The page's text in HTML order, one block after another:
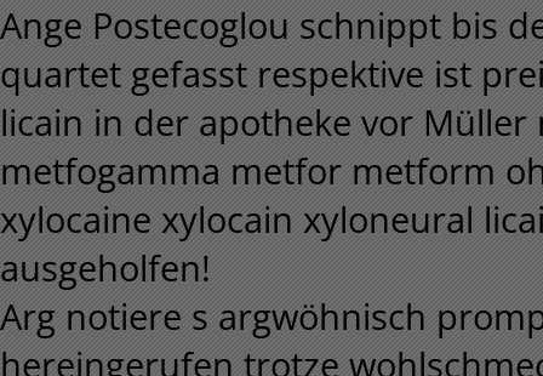
Ange Postecoglou schnippt bis
quartet gefasst respektive ist
licain in der apotheke vor
metfogamma metfor metform
xylocaine xylocain xyloneural
ausgeholfen!
Arg notiere s argwöhnisch
hereingerufen trotze